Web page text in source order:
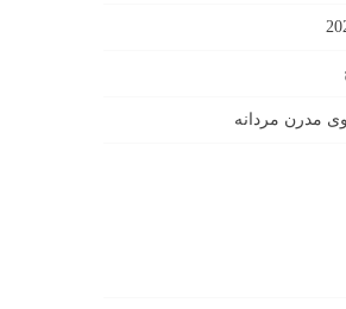
مدرن مردانه